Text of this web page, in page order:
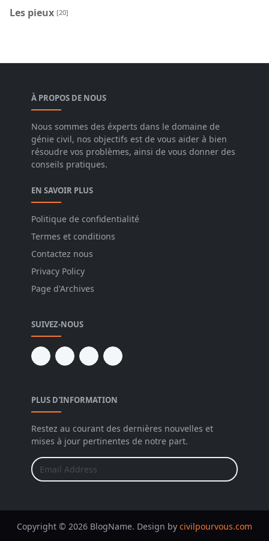
Les pieux [20]
À PROPOS DE NOUS
Nous sommes des éxperts dans le domaine de
génie civil, nos objectifs est de vous aider à bien
résoudre vos problèmes, ainsi de vous donner des
conseils pratiques.
EN SAVOIR PLUS
Politique de confidentialité
Termes et conditions
Contactez nous
Privacy Policy
Page d'Archives
SUIVEZ-NOUS
PLUS D'INFORMATION
Restez au courant des dernières nouvelles et
mises à jour pertinentes de notre part.
Copyright © 2026 BlogName. Design by civilpourvous.com